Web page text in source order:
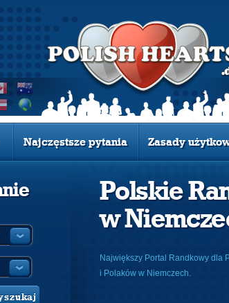
Najczęstsze pytania Zasady
Polskie
w
Największy Portal Randkowy dla
i Polaków w Niemczech.